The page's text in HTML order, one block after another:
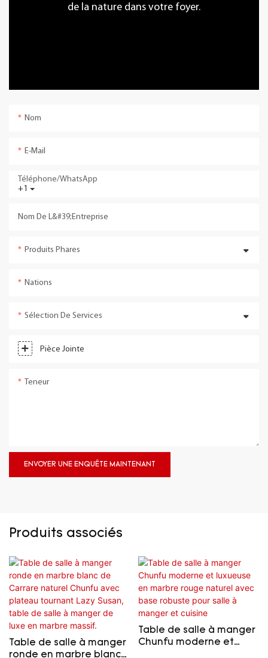
de la nature dans votre foyer.
Nom
E-Mail
+1
Téléphone/WhatsApp
Nom De L&#39;entreprise
Produits Phares
Nations
Sélection De Services
Pièce Jointe
Teneur
ENVOYER UNE ENQUÊTE MAINTENANT
Produits associés
Table de salle à manger
ronde en marbre blanc
Table de salle à manger
Chunfu moderne et